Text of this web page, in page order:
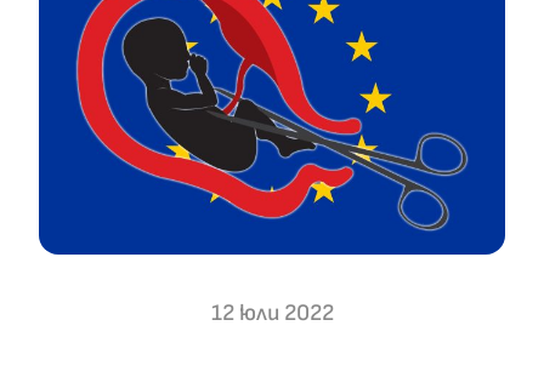
12 юли 2022